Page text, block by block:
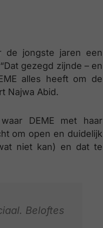
de jongste jaren een
gezegd zijnde – en
alles heeft om de
Najwa Abid.
DEME met haar
om open en duidelijk
niet kan) en dat te
Beloftes